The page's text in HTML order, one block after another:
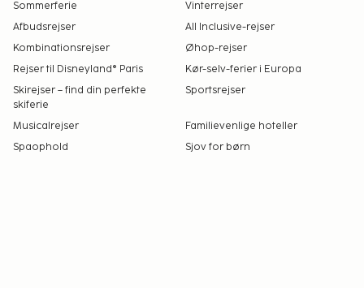
Sommerferie
Vinterrejser
Afbudsrejser
All Inclusive-rejser
Kombinationsrejser
Øhop-rejser
Rejser til Disneyland® Paris
Kør-selv-ferier i Europa
Skirejser – find din perfekte
skiferie
Sportsrejser
Musicalrejser
Familievenlige hoteller
Spaophold
Sjov for børn